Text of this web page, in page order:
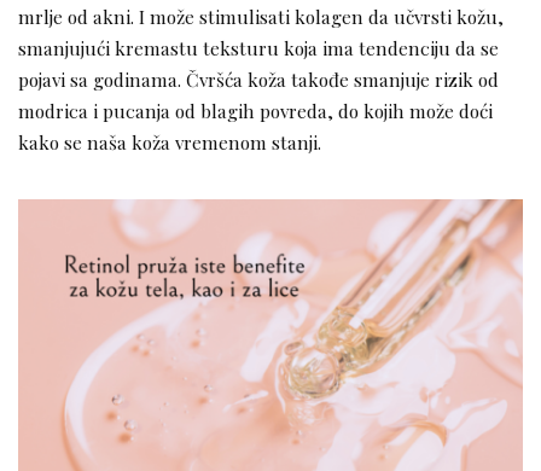
mrlje od akni. I može stimulisati kolagen da učvrsti kožu,
smanjujući kremastu teksturu koja ima tendenciju da se
pojavi sa godinama. Čvršća koža takođe smanjuje rizik od
modrica i pucanja od blagih povreda, do kojih može doći
kako se naša koža vremenom stanji.